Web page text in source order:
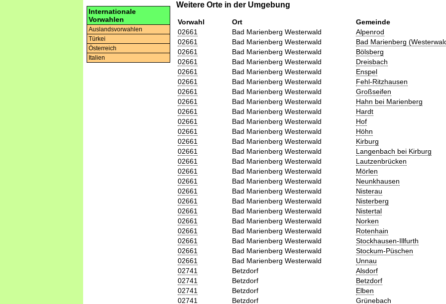
Internationale
Vorwahlen
Auslandsvorwahlen
Türkei
Österreich
Italien
Weitere Orte in der Umgebung
Vorwahl Ort
Gemeinde
02661
Bad Marienberg Westerwald
Alpenrod
02661
Bad Marienberg Westerwald
Bad Marienberg
02661
Bad Marienberg Westerwald
Bölsberg
02661
Bad Marienberg Westerwald
Dreisbach
02661
Bad Marienberg Westerwald
Enspel
02661
Bad Marienberg Westerwald
Fehl-Ritzhausen
02661
Bad Marienberg Westerwald
Großseifen
02661
Bad Marienberg Westerwald
Hahn bei Marienberg
02661
Bad Marienberg Westerwald
Hardt
02661
Bad Marienberg Westerwald
Hof
02661
Bad Marienberg Westerwald
Höhn
02661
Bad Marienberg Westerwald
Kirburg
02661
Bad Marienberg Westerwald
Langenbach bei Kirburg
02661
Bad Marienberg Westerwald
Lautzenbrücken
02661
Bad Marienberg Westerwald
Mörlen
02661
Bad Marienberg Westerwald
Neunkhausen
02661
Bad Marienberg Westerwald
Nisterau
02661
Bad Marienberg Westerwald
Nisterberg
02661
Bad Marienberg Westerwald
Nistertal
02661
Bad Marienberg Westerwald
Norken
02661
Bad Marienberg Westerwald
Rotenhain
02661
Bad Marienberg Westerwald
Stockhausen-Illfurth
02661
Bad Marienberg Westerwald
Stockum-Püschen
02661
Bad Marienberg Westerwald
Unnau
02741
Betzdorf
Alsdorf
02741
Betzdorf
Betzdorf
02741
Betzdorf
Elben
02741
Betzdorf
Grünebach